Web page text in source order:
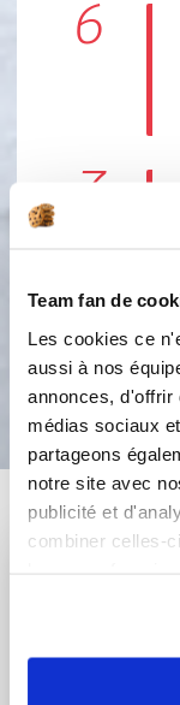
Team fan de
Les cookies ce
aussi à nos
annonces, d'offrir
médias sociaux
partageons
notre site avec
publicité et
combiner celles-
6
7
Vous